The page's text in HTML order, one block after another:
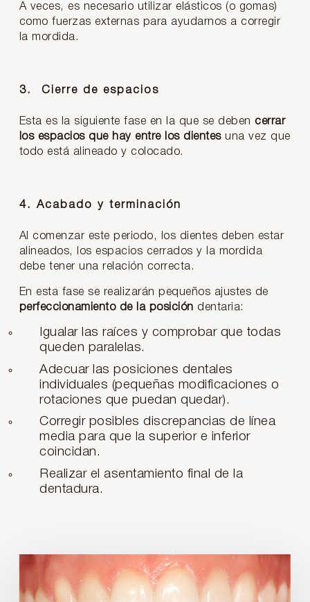
A veces, es necesario utilizar elásticos (o gomas)
como fuerzas externas para ayudarnos a corregir
la mordida.
3. Cierre de espacios
Esta es la siguiente fase en la que se deben cerrar
los espacios que hay entre los dientesuna vez que
todo está alineado y colocado.
4. Acabado y terminación
Al comenzar este periodo, los dientes deben estar
alineados, los espacios cerrados y la mordida
debe tener una relación correcta.
En esta fase se realizarán pequeños ajustes de
perfeccionamiento de la posición dentaria:
Igualar las raíces y comprobar que todas
queden paralelas.
Adecuar las posiciones dentales
individuales (pequeñas modificaciones o
rotaciones que puedan quedar).
Corregir posibles discrepancias de línea
media para que la superior e inferior
coincidan.
Realizar el asentamiento final de la
dentadura.